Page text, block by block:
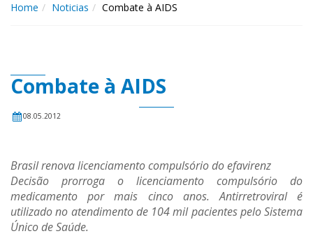
Home Noticias Combate à AIDS
Combate à AIDS
08.05.2012
Brasil renova licenciamento compulsório do efavirenz
Decisão prorroga o licenciamento compulsório do
medicamento por mais cinco anos. Antirretroviral é
utilizado no atendimento de 104 mil pacientes pelo Sistema
Único de Saúde.